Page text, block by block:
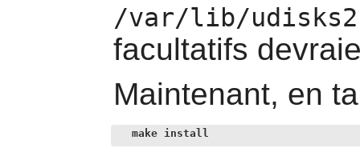
/var/lib/udisks2
facultatifs
Maintenant, en
make install